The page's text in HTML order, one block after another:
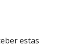
estas